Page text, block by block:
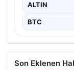
ALTIN
BTC
Son Eklenen